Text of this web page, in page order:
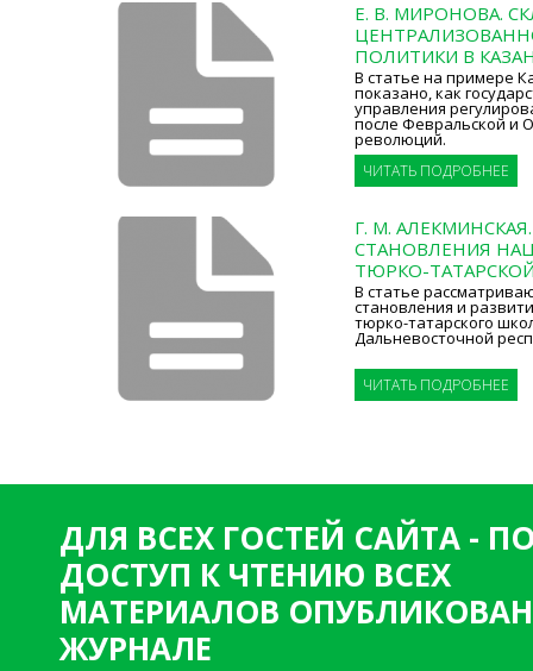
Е. В. МИРОНОВА.
ПОЛИТИКИ В
В статье на примере
показано, как
управления
после Февральской и
революций.
ЧИТАТЬ ПОДРОБНЕЕ
Г. М.
СТАНОВЛЕНИЯ
ТЮРКО-
В статье
становления и
тюрко-татарского
Дальневосточной
ЧИТАТЬ ПОДРОБНЕЕ
ДЛЯ ВСЕХ ГОСТЕЙ САЙТА -
ДОСТУП К ЧТЕНИЮ ВСЕХ
МАТЕРИАЛОВ
ЖУРНАЛЕ